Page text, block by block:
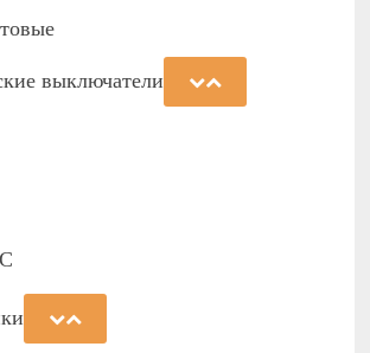
выключатели